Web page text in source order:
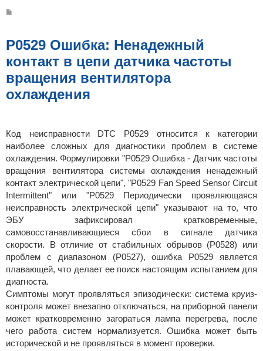
щ
е
и
е
P0529 Ошибка: Ненадежный
контакт в цепи датчика частоты
вращения вентилятора
охлаждения
Код неисправности DTC P0529 относится к категории
наиболее сложных для диагностики проблем в системе
охлаждения. Формулировки "P0529 Ошибка - Датчик частоты
вращения вентилятора системы охлаждения ненадежный
контакт электрической цепи", "P0529 Fan Speed Sensor Circuit
Intermittent" или "P0529 Периодически проявляющаяся
неисправность электрической цепи" указывают на то, что
ЭБУ зафиксировал кратковременные,
самовосстанавливающиеся сбои в сигнале датчика
скорости. В отличие от стабильных обрывов (P0528) или
проблем с диапазоном (P0527), ошибка P0529 является
плавающей, что делает ее поиск настоящим испытанием для
диагноста.
Симптомы могут проявляться эпизодически: система круиз-
контроля может внезапно отключаться, на приборной панели
может кратковременно загораться лампа перегрева, после
чего работа систем нормализуется. Ошибка может быть
исторической и не проявляться в момент проверки.